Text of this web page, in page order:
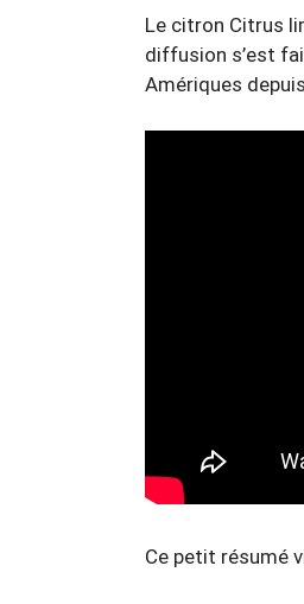
Le citron Citrus
diffusion s’est
Amériques
Ce petit résumé